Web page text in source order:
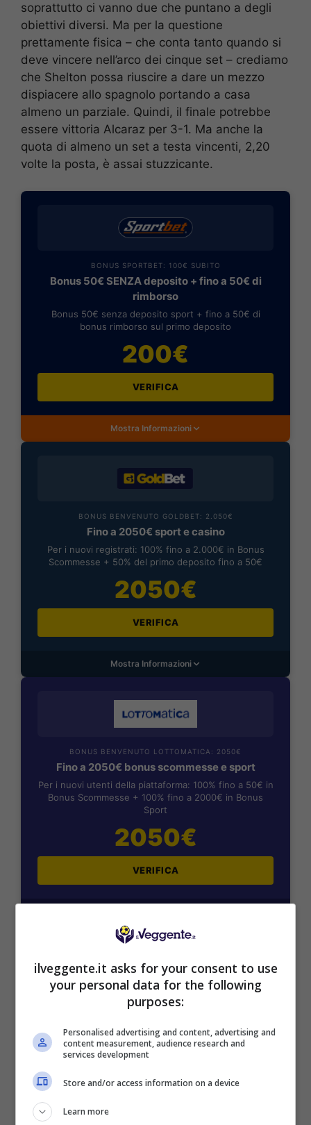
soprattutto ci vanno due che puntano a degli
obiettivi diversi. Ma per la questione
prettamente fisica – che conta tanto quando si
deve vincere nell’arco dei cinque set – crediamo
che Shelton possa riuscire a dare un mezzo
dispiacere allo spagnolo portando a casa
almeno un parziale. Quindi, il finale potrebbe
essere vittoria Alcaraz per 3-1. Ma anche la
quota di almeno un set a testa vincenti, 2,20
volte la posta, è assai stuzzicante.
BONUS SPORTBET: 100€ SUBITO
Bonus 50€ SENZA deposito + fino a 50€ di
rimborso
Bonus 50€ senza deposito sport + fino a 50€ di
bonus rimborso sul primo deposito
200€
VERIFICA
Mostra Informazioni
BONUS BENVENUTO GOLDBET: 2.050€
Fino a 2050€ sport e casino
Per i nuovi registrati: 100% fino a 2.000€ in Bonus
Scommesse + 50% del primo deposito fino a 50€
2050€
VERIFICA
Mostra Informazioni
BONUS BENVENUTO LOTTOMATICA: 2050€
Fino a 2050€ bonus scommesse e sport
Per i nuovi utenti della piattaforma: 100% fino a 50€ in
Bonus Scommesse + 100% fino a 2000€ in Bonus
Sport
2050€
VERIFICA
SNAI
Bonus Benvenuto Sport: fino a 1.000€
1000€
VERIFICA
ilveggente.it asks for your consent to use
your personal data for the following
purposes:
Personalised advertising and content, advertising and
content measurement, audience research and
services development
Store and/or access information on a device
Learn more